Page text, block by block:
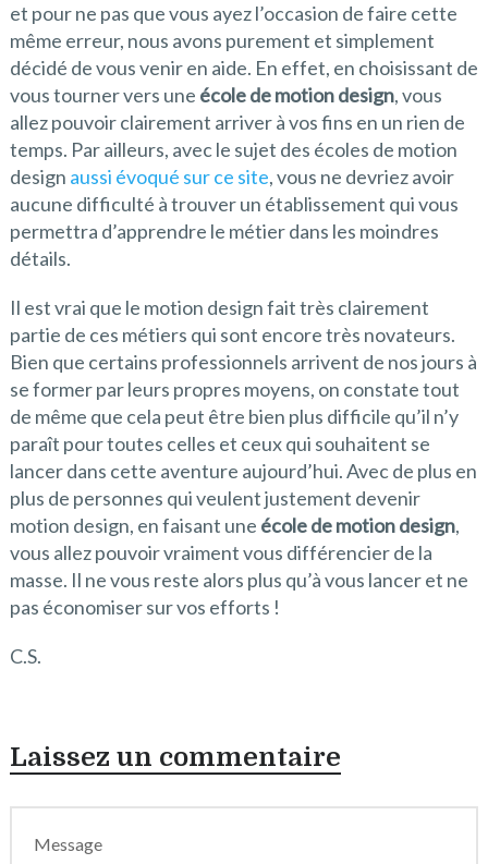
et pour ne pas que vous ayez l’occasion de faire cette
même erreur, nous avons purement et simplement
décidé de vous venir en aide. En effet, en choisissant de
vous tourner vers une école de motion design, vous
allez pouvoir clairement arriver à vos fins en un rien de
temps. Par ailleurs, avec le sujet des écoles de motion
design aussi évoqué sur ce site, vous ne devriez avoir
aucune difficulté à trouver un établissement qui vous
permettra d’apprendre le métier dans les moindres
détails.
Il est vrai que le motion design fait très clairement
partie de ces métiers qui sont encore très novateurs.
Bien que certains professionnels arrivent de nos jours à
se former par leurs propres moyens, on constate tout
de même que cela peut être bien plus difficile qu’il n’y
paraît pour toutes celles et ceux qui souhaitent se
lancer dans cette aventure aujourd’hui. Avec de plus en
plus de personnes qui veulent justement devenir
motion design, en faisant une école de motion design,
vous allez pouvoir vraiment vous différencier de la
masse. Il ne vous reste alors plus qu’à vous lancer et ne
pas économiser sur vos efforts !
C.S.
Laissez un commentaire